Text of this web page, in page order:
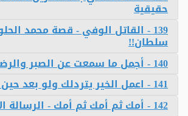
حقيقية
139 - القاتل الوفي - قصة محمد
سلطان!!
140 - أجمل ما سمعت عن الصبر والرضا
141 - اعمل الخير يتردلك ولو بعد حين - قصة واقعية
142 - أمك ثم أمك ثم أمك - الرسالة الأخيرة